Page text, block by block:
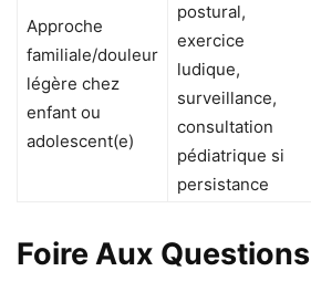
Approche
familiale/douleur
légère chez
enfant ou
adolescent(e)
postural,
exercice
ludique,
surveillance,
consultation
pédiatrique si
persistance
Foire Aux Questions